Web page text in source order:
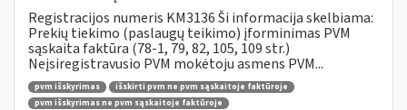
Registracijos numeris KM3136 Ši informacija skelbiama:
Prekių tiekimo (paslaugų teikimo) įforminimas PVM
sąskaita faktūra (78-1, 79, 82, 105, 109 str.)
Neįsiregistravusio PVM mokėtoju asmens PVM...
pvm išskyrimas
išskirti pvm ne pvm sąskaitoje faktūroje
pvm išskyrimas ne pvm sąskaitoje faktūroje